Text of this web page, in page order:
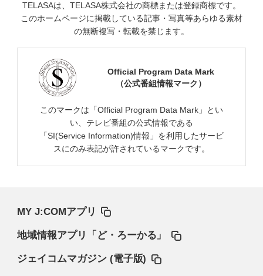
TELASAは、TELASA株式会社の商標または登録商標です。
このホームページに掲載している記事・写真等あらゆる素材
の無断複写・転載を禁じます。
Official Program Data Mark
（公式番組情報マーク）
このマークは「Official Program Data Mark」とい
い、テレビ番組の公式情報である
「SI(Service Information)情報」を利用したサービ
スにのみ表記が許されているマークです。
MY J:COMアプリ
地域情報アプリ「ど・ろーかる」
ジェイコムマガジン (電子版)